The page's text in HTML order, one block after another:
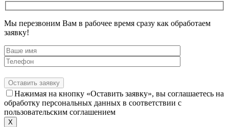
Мы перезвоним Вам в рабочее время сразу как обработаем
заявку!
Нажимая на кнопку «Оставить заявку», вы соглашаетесь на
обработку персональных данных в соответствии с
пользовательским соглашением
X